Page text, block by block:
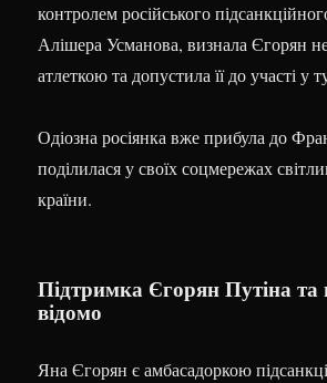
контролем російського
Алішера Усманова, визнала Єгорян
атлеткою та допустила її до участі у
Одіозна росіянка вже прибула до
поділилася у своїх соцмережах
країни.
Підтримка Єгорян Путіна та
відомо
Яна Єгорян є амбасадоркою